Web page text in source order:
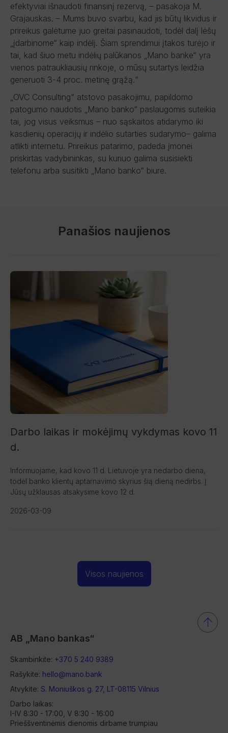
efektyviai išnaudoti finansinį rezervą, – pasakoja M.
Grajauskas. – Mums buvo svarbu, kad jis būtų likvidus ir
prireikus galėtume juo greitai pasinaudoti, todėl dalį lėšų
„įdarbinome“ kaip indėlį. Šiam sprendimui įtakos turėjo ir
tai, kad šiuo metu indėlių palūkanos „Mano banke“ yra
vienos patraukliausių rinkoje, o mūsų sutartys leidžia
generuoti 3-4 proc. metinę grąžą.“
„OVC Consulting“ atstovo pasakojimu, papildomo
patogumo naudotis „Mano banko“ paslaugomis suteikia
tai, jog visus veiksmus – nuo sąskaitos atidarymo iki
kasdienių operacijų ir indėlio sutarties sudarymo– galima
atlikti internetu. Prireikus patarimo, padeda įmonei
priskirtas vadybininkas, su kuriuo galima susisiekti
telefonu arba susitikti „Mano banko“ biure.
Panašios naujienos
Darbo laikas ir mokėjimų vykdymas kovo 11
d.
Informuojame, kad kovo 11 d. Lietuvoje yra nedarbo diena,
todėl banko klientų aptarnavimo skyrius šią dieną nedirbs. Į
Jūsų užklausas atsakysime kovo 12 d.
2026-03-09
Visos naujienos
AB „Mano bankas“
Skambinkite: +370 5 240 9389
Rašykite: hello@mano.bank
Atvykite: S. Moniuškos g. 27, LT-08115 Vilnius
Darbo laikas:
I-IV 8:30 - 17:00, V 8:30 - 16:00
Prieššventinėmis dienomis dirbame trumpiau